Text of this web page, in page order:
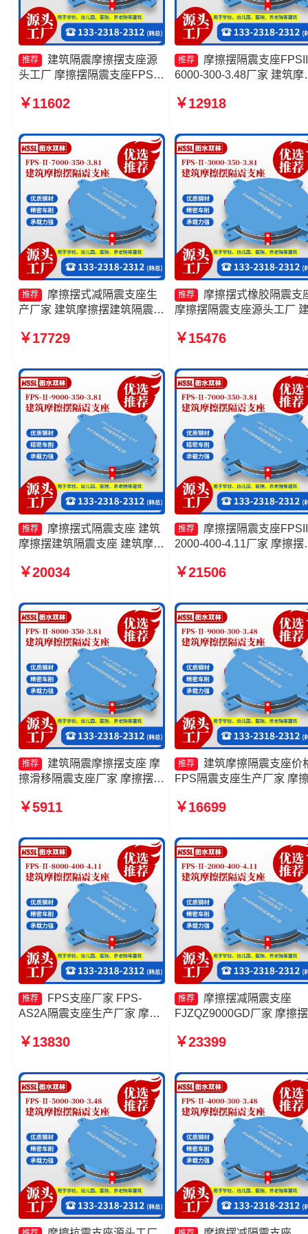
推荐
建筑隔震摩擦摆支座源
头工厂 摩擦摆隔震支座FPSII-
摆隔震支座FPSII-10000-350-
￥11602
推荐
摩擦摆隔震支座
6000-300-3.48厂家 建筑摩
隔震支座FPSII-2000-400-
FJZQZ9000GD厂家
￥12918
推荐
摩擦摆式减隔震支座生
产厂家 建筑摩擦摆建筑隔震支
FPSII-9000-400-4.11厂家 摩
350-3.81厂家
￥17729
推荐
摩擦摆式橡胶隔震支
摩擦摆隔震支座源头工厂
支座厂家
￥15476
推荐
摩擦摆式隔震支座 建筑
摩擦摆建筑隔震支座 建筑摩擦
摆支座FPS-II-15000源头工厂
￥20034
推荐
摩擦摆隔震支座
2000-400-4.11厂家 摩擦摆
源头工厂 建筑摩擦隔震支
隔震支座生产厂家一套
￥21506
推荐
建筑隔震摩擦摆支座 摩
擦滑移隔震支座厂家 摩擦摆支
摆隔震支座FPSII-10000-350-
￥5911
推荐
建筑摩擦隔震支座价
FPS隔震支座生产厂家 摩
3.48厂家 摩擦摆隔震支座
￥16699
推荐
FPS支座厂家 FPS-
AS2A隔震支座生产厂家 摩擦
4.11源头工厂 摩擦摆隔震支座
家
￥13830
推荐
摩擦摆减隔震支座
FJZQZ9000GD厂家 摩擦
厂家 建筑摩擦隔震支座生
支座
￥23399